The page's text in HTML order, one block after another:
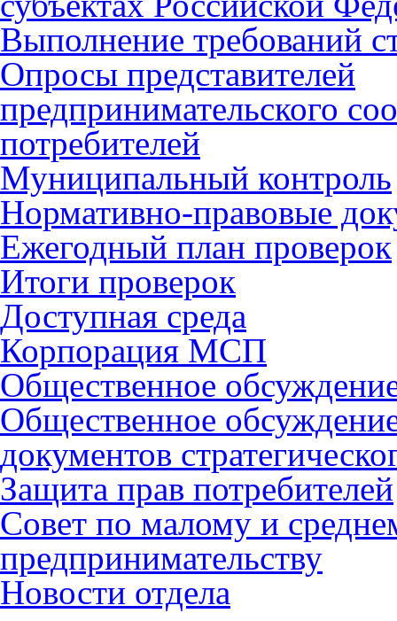
Выполнение требований
Опросы представителей
предпринимательского
потребителей
Муниципальный контроль
Нормативно-правовые
Ежегодный план проверок
Итоги проверок
Доступная среда
Корпорация МСП
Общественное
Общественное
документов
Защита прав потребителей
Совет по малому и
предпринимательству
Новости отдела